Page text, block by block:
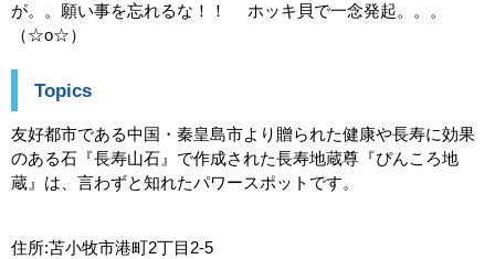
が。。願い事を忘れるな！！ ホッキ貝で一念発起。。。
（☆o☆）
Topics
友好都市である中国・秦皇島市より贈られた健康や長寿に効果
のある石『長寿山石』で作成された長寿地蔵尊『ぴんころ地
蔵』は、言わずと知れたパワースポットです。
住所:苫小牧市港町2丁目2-5